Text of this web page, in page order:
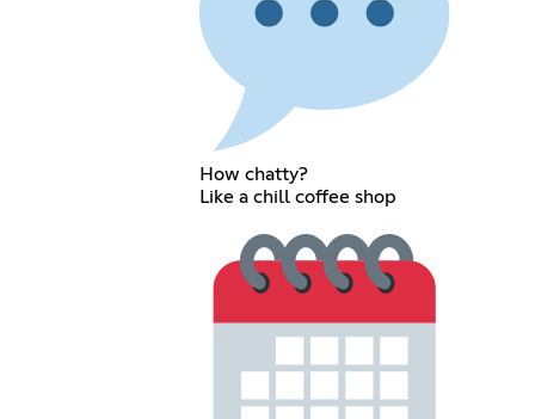
How chatty?
Like a chill coffee shop